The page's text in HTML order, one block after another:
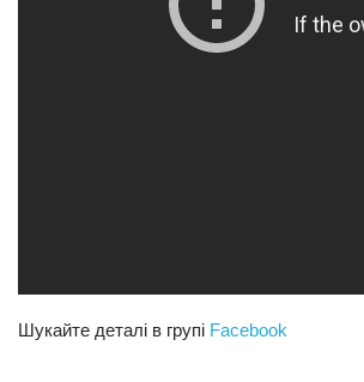
Шукайте деталі в групі Facebook